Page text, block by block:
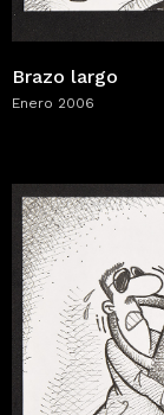
Brazo largo
Enero 2006